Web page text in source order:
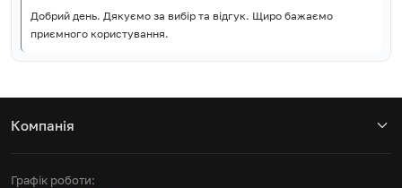
Добрий день. Дякуємо за вибір та відгук. Щиро бажаємо
приємного користування.
Компанія
Графік роботи: